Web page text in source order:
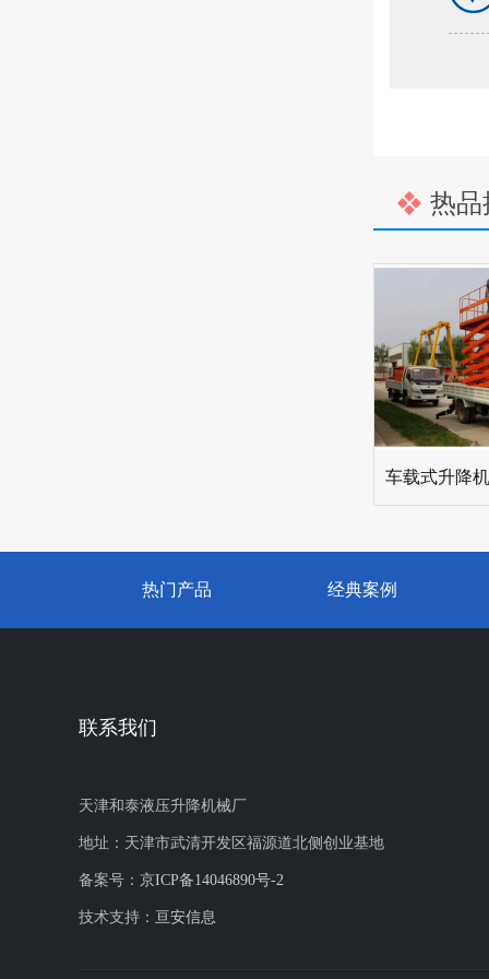
热品
车载式升降机
热门产品 经典案例
联系我们
天津和泰液压升降机械厂
地址：天津市武清开发区福源道北侧创业基地
备案号： 京ICP备14046890号-2
技术支持： 亘安信息